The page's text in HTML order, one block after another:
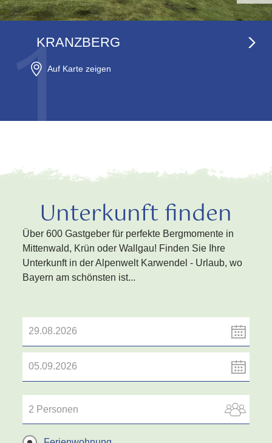
1KRANZBERG
Auf Karte zeigen
Unterkunft finden
Über 600 Gastgeber für perfekte Bergmomente in
Mittenwald, Krün oder Wallgau! Finden Sie Ihre
Unterkunft in der Alpenwelt Karwendel - Urlaub, wo
Bayern am schönsten ist...
2 Personen